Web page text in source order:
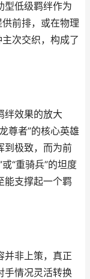
型低级羁绊作为
前排，或在物理
次交织，构成了
绊效果的放大
尊者”的核心英雄
到极致，而为前
“重骑兵”的坦度
能支撑起一个羁
并非上策，真正
手情况灵活转换